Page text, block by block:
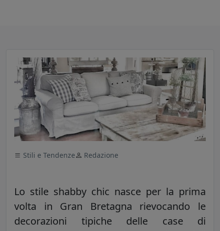
Stili e Tendenze Redazione
Lo stile shabby chic nasce per la prima
volta in Gran Bretagna rievocando le
decorazioni tipiche delle case di